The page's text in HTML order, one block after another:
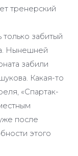
тренерский
забитый
Нынешней
забили
Какая-то
«Спартак-
после
этого